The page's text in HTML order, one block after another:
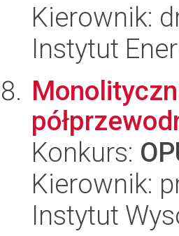
Kierownik:
Instytut
Konkurs:
Kierownik:
Instytut